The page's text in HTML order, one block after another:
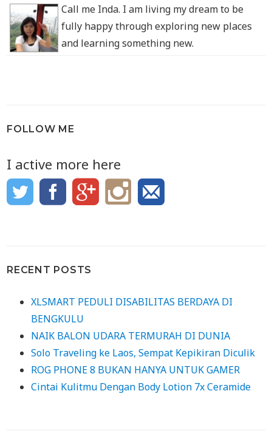
Call me Inda. I am living my dream to be
fully happy through exploring new places
and learning something new.
FOLLOW ME
I active more here
RECENT POSTS
XLSMART PEDULI DISABILITAS BERDAYA DI
BENGKULU
NAIK BALON UDARA TERMURAH DI DUNIA
Solo Traveling ke Laos, Sempat Kepikiran Diculik
ROG PHONE 8 BUKAN HANYA UNTUK GAMER
Cintai Kulitmu Dengan Body Lotion 7x Ceramide